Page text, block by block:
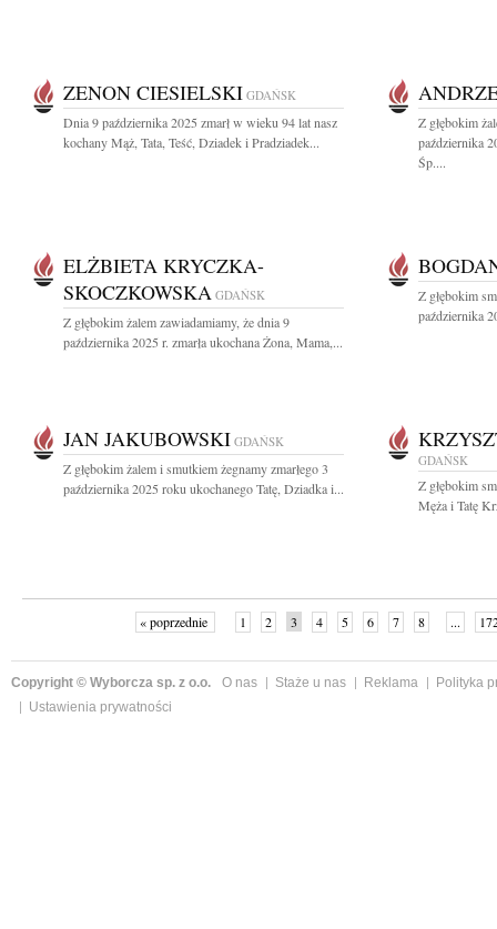
ZENON CIESIELSKI GDAŃSK
Dnia 9 października 2025 zmarł w wieku 94 lat nasz
kochany Mąż, Tata, Teść, Dziadek i Pradziadek...
Z głębokim
października
Śp....
ELŻBIETA KRYCZKA-
SKOCZKOWSKA GDAŃSK
Z głębokim żalem zawiadamiamy, że dnia 9
października 2025 r. zmarła ukochana Żona, Mama,...
Z głębokim
października
JAN JAKUBOWSKI GDAŃSK
Z głębokim żalem i smutkiem żegnamy zmarłego 3
października 2025 roku ukochanego Tatę, Dziadka i...
GDAŃSK
Z głębokim
Męża i Tatę
« poprzednie 1 2 3 4 5 6 7 8 ...
Copyright © Wyborcza sp. z o.o. O nas Staże u nas Reklama
Polityka
Ustawienia prywatności